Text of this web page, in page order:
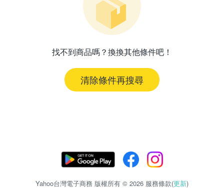
找不到商品嗎？換換其他條件吧！
清除條件再搜尋
Yahoo台灣電子商務 版權所有 © 2026 服務條款(更新)